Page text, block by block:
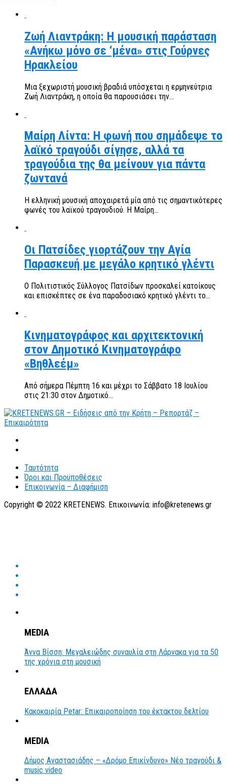
Ζωή Λιαντράκη: Η μουσική παράσταση
«Ανήκω μόνο σε ‘μένα» στις Γούρνες
Ηρακλείου
Μια ξεχωριστή μουσική βραδιά υπόσχεται η ερμηνεύτρια
Ζωή Λιαντράκη, η οποία θα παρουσιάσει την...
Μαίρη Λίντα: Η φωνή που σημάδεψε το
λαϊκό τραγούδι σίγησε, αλλά τα
τραγούδια της θα μείνουν για πάντα
ζωντανά
Η ελληνική μουσική αποχαιρετά μία από τις σημαντικότερες
φωνές του λαϊκού τραγουδιού. Η Μαίρη...
Οι Πατσίδες γιορτάζουν την Αγία
Παρασκευή με μεγάλο κρητικό γλέντι
Ο Πολιτιστικός Σύλλογος Πατσίδων προσκαλεί κατοίκους
και επισκέπτες σε ένα παραδοσιακό κρητικό γλέντι το...
Κινηματογράφος και αρχιτεκτονική
στον Δημοτικό Κινηματογράφο
«Βηθλεέμ»
Από σήμερα Πέμπτη 16 και μέχρι το Σάββατο 18 Ιουλίου
στις 21:30 στον Δημοτικό...
Ταυτότητα
Όροι και Προϋποθέσεις
Επικοινωνία – Διαφήμιση
Copyright © 2022 KRETENEWS. Επικοινωνία: info@kretenews.gr
MEDIA
Άννα Βίσση: Μεγαλειώδης συναυλία στη Λάρνακα για τα 50
της χρόνια στη μουσική
ΕΛΛΑΔΑ
Κακοκαιρία Petar: Επικαιροποίηση του έκτακτου δελτίου
MEDIA
Δήμος Αναστασιάδης – «Δρόμο Επικίνδυνο» Νέο τραγούδι &
music video